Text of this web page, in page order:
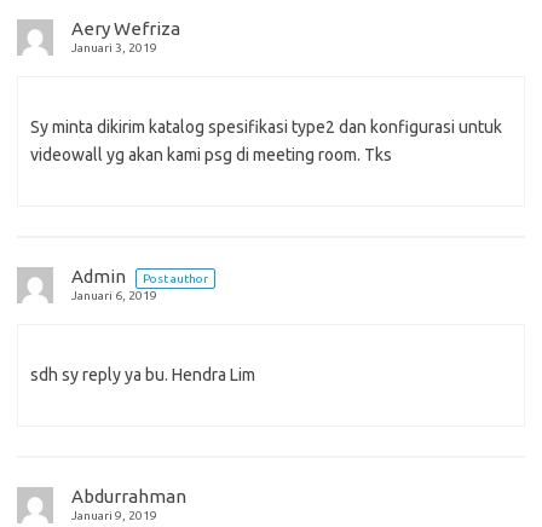
Aery Wefriza
Januari 3, 2019
Sy minta dikirim katalog spesifikasi type2 dan konfigurasi untuk
videowall yg akan kami psg di meeting room. Tks
Admin
Post author
Januari 6, 2019
sdh sy reply ya bu. Hendra Lim
Abdurrahman
Januari 9, 2019